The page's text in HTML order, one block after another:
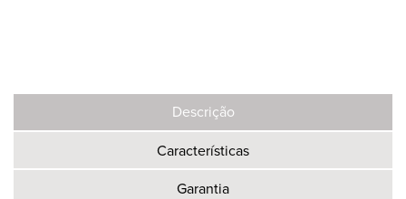
Descrição
Características
Garantia